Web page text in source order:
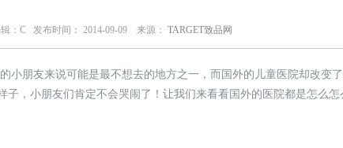
： C 发布时间： 2014-09-09 来源： TARGET致品网
小朋友来说可能是最不想去的地方之一，而国外的儿童医院却改变
子，小朋友们肯定不会哭闹了！让我们来看看国外的医院都是怎么怎